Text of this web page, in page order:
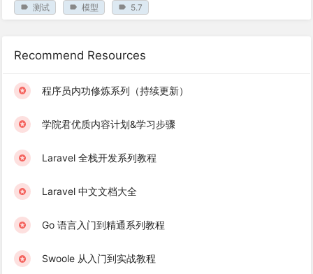
测试
模型 5.7
Recommend Resources
程序员内功修炼系列（持续更新）
学院君优质内容计划&学习步骤
Laravel 全栈开发系列教程
Laravel 中文文档大全
Go 语言入门到精通系列教程
Swoole 从入门到实战教程